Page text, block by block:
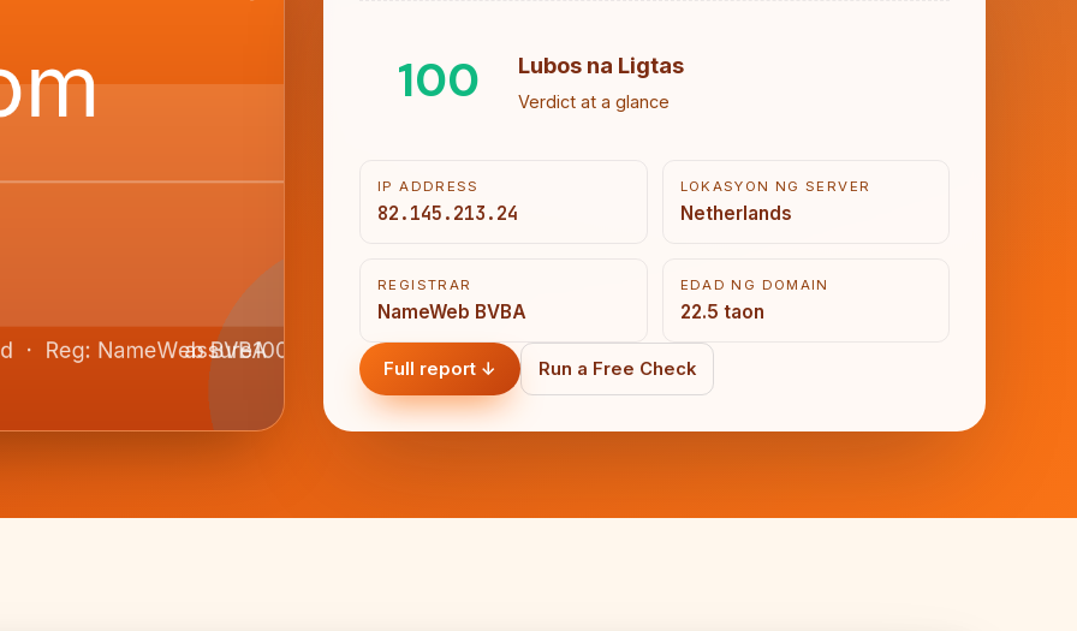
100 Lubos na Ligtas
Verdict at a glance
IP ADDRESS
82.145.213.24
LOKASYON NG SERVER
Netherlands
REGISTRAR
NameWeb BVBA
EDAD NG DOMAIN
22.5 taon
Full report ↓ Run a Free Check